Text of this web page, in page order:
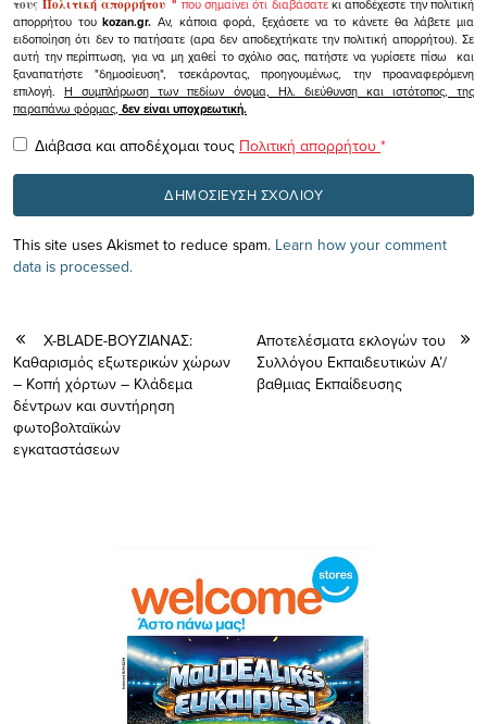
τουςΠολιτική απορρήτου" που σημαίνει ότι διαβάσατεκι αποδέχεστε την πολιτική
απορρήτου τουkozan.gr. Αν, κάποια φορά, ξεχάσετε να το κάνετε θα λάβετε μια
ειδοποίηση ότι δεν το πατήσατε (αρα δεν αποδεχτήκατε την πολιτική απορρήτου). Σε
αυτή την περίπτωση, για να μη χαθεί το σχόλιο σας, πατήστε να γυρίσετε πίσω και
ξαναπατήστε "δημοσίευση", τσεκάροντας, προηγουμένως, την προαναφερόμενη
επιλογή.Η συμπλήρωση των πεδίων όνομα, Ηλ. διεύθυνση και ιστότοπος, της
παραπάνω φόρμας, δεν είναι υποχρεωτική.
Διάβασα και αποδέχομαι τους Πολιτική απορρήτου *
This site uses Akismet to reduce spam. Learn how your comment
data is processed.
X-BLADE-ΒΟΥΖΙΑΝΑΣ:
Kαθαρισμός εξωτερικών χώρων
– Κοπή χόρτων – Κλάδεμα
δέντρων και συντήρηση
φωτοβολταϊκών
εγκαταστάσεων
Αποτελέσματα εκλογών του
Συλλόγου Εκπαιδευτικών Α’/
βαθμιας Εκπαίδευσης